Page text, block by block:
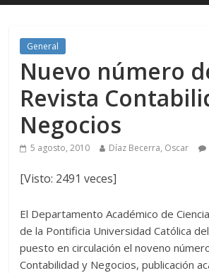
General
Nuevo número
Revista
Negocios
5 agosto, 2010 Díaz Becerra, Oscar
[Visto: 2491 veces]
El Departamento Académico de
de la Pontificia Universidad Católica
puesto en circulación el noveno
Contabilidad y Negocios, publicación